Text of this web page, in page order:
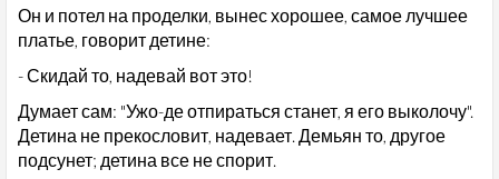
Он и потел на проделки, вынес хорошее, самое лучшее
платье, говорит детине:
- Скидай то, надевай вот это!
Думает сам: "Ужо-де отпираться станет, я его выколочу".
Детина не прекословит, надевает. Демьян то, другое
подсунет; детина все не спорит.